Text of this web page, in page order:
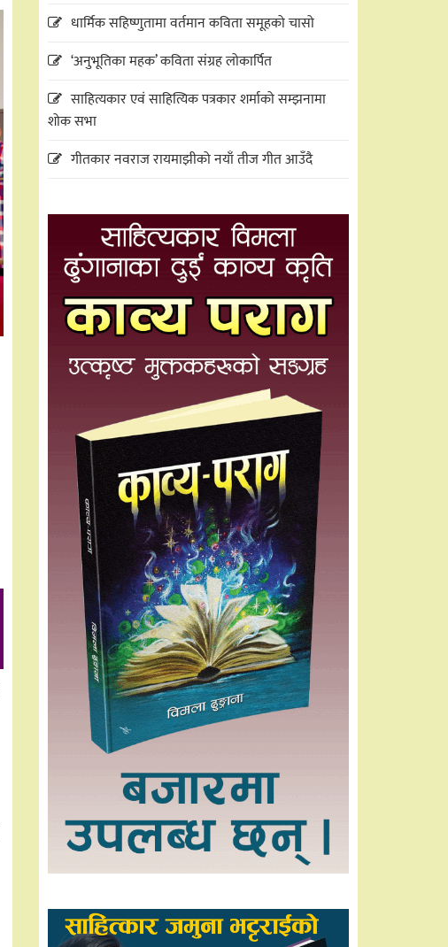
धार्मिक सहिष्णुतामा वर्तमान कविता समूहको चासो
‘अनुभूतिका महक’ कविता संग्रह लोकार्पित
साहित्यकार एवं साहित्यिक पत्रकार शर्माको सम्झनामा
शोक सभा
गीतकार नवराज रायमाझीको नयाँ तीज गीत आउँदै